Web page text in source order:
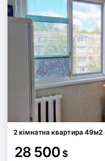
2 кімнатна квартира
28 500 $